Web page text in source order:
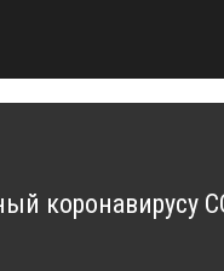
коронавирусу